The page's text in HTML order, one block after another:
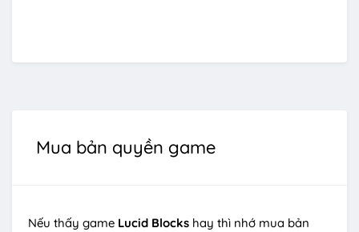
Mua bản quyền game
Nếu thấy game Lucid Blocks hay thì nhớ mua bản